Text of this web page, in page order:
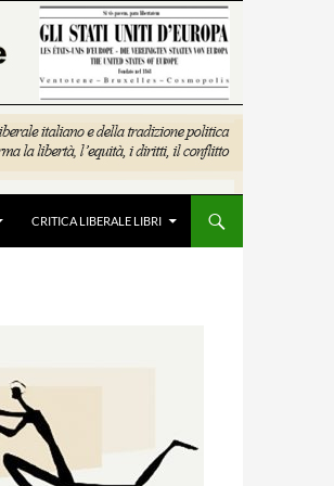
CRITICA LIBERALE LIBRI